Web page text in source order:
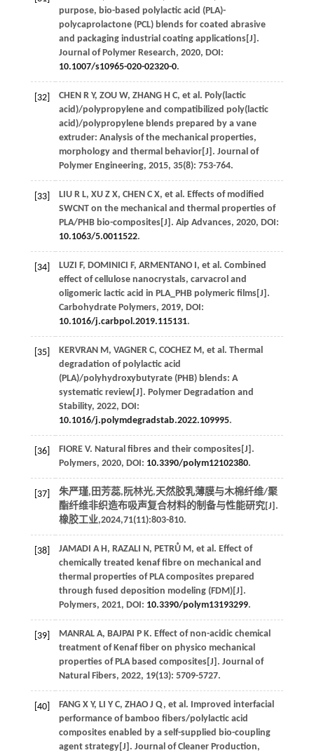
purpose, bio-based polylactic acid (PLA)-
polycaprolactone (PCL) blends for coated abrasive
and packaging industrial coating applications[J].
Journal of Polymer Research, 2020, DOI:
10.1007/s10965-020-02320-0.
[32] CHEN R Y, ZOU W, ZHANG H C, et al. Poly(lactic
acid)/polypropylene and compatibilized poly(lactic
acid)/polypropylene blends prepared by a vane
extruder: Analysis of the mechanical properties,
morphology and thermal behavior[J]. Journal of
Polymer Engineering, 2015, 35(8): 753-764.
[33] LIU R L, XU Z X, CHEN C X, et al. Effects of modified
SWCNT on the mechanical and thermal properties of
PLA/PHB bio-composites[J]. Aip Advances, 2020, DOI:
10.1063/5.0011522.
[34] LUZI F, DOMINICI F, ARMENTANO I, et al. Combined
effect of cellulose nanocrystals, carvacrol and
oligomeric lactic acid in PLA_PHB polymeric films[J].
Carbohydrate Polymers, 2019, DOI:
10.1016/j.carbpol.2019.115131.
[35] KERVRAN M, VAGNER C, COCHEZ M, et al. Thermal
degradation of polylactic acid
(PLA)/polyhydroxybutyrate (PHB) blends: A
systematic review[J]. Polymer Degradation and
Stability, 2022, DOI:
10.1016/j.polymdegradstab.2022.109995.
[36] FIORE V. Natural fibres and their composites[J].
Polymers, 2020, DOI: 10.3390/polym12102380.
[37]
朱严瑾,田芳蕊,阮林光,天然胶乳薄膜与木棉纤维/聚
酯纤维非织造布吸声复合材料的制备与性能研究[J].
橡胶工业,2024,71(11):803-810.
[38] JAMADI A H, RAZALI N, PETRŮ M, et al. Effect of
chemically treated kenaf fibre on mechanical and
thermal properties of PLA composites prepared
through fused deposition modeling (FDM)[J].
Polymers, 2021, DOI: 10.3390/polym13193299.
[39] MANRAL A, BAJPAI P K. Effect of non-acidic chemical
treatment of Kenaf fiber on physico mechanical
properties of PLA based composites[J]. Journal of
Natural Fibers, 2022, 19(13): 5709-5727.
[40] FANG X Y, LI Y C, ZHAO J Q, et al. Improved interfacial
performance of bamboo fibers/polylactic acid
composites enabled by a self-supplied bio-coupling
agent strategy[J]. Journal of Cleaner Production,